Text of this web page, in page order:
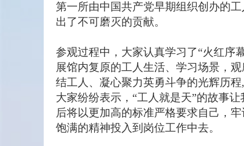
第一所由中国共产党早期组织创办的
出了不可磨灭的贡献。
参观过程中，大家认真学习了“火红序
展馆内复原的工人生活、学习场景，
结工人、凝心聚力英勇斗争的光辉历
大家纷纷表示，“工人就是天”的故事
后将以更加高的标准严格要求自己，
饱满的精神投入到岗位工作中去。